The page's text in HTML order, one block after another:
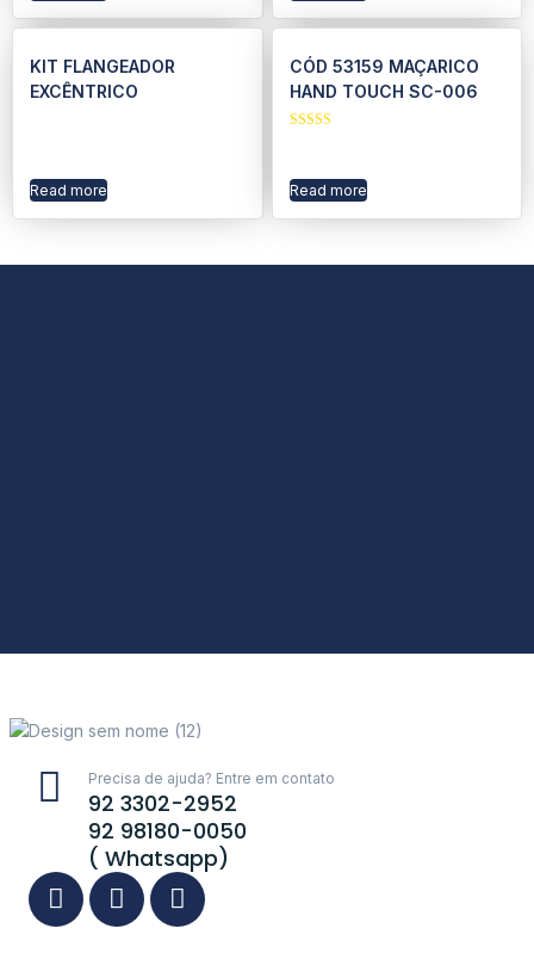
KIT FLANGEADOR
EXCÊNTRICO
Read more
CÓD 53159 MAÇARICO
HAND TOUCH SC-006
Read more
Precisa de ajuda? Entre em contato
92 3302-2952
92 98180-0050
( Whatsapp)